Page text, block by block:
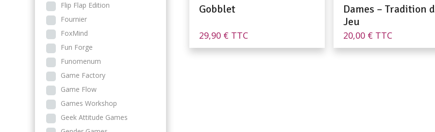
Gobblet
29,90 € TTC
Dames – Tradition
Jeu
20,00 € TTC
Flip Flap Edition
Fournier
FoxMind
Fun Forge
Funomenum
Game Factory
Game Flow
Games Workshop
Geek Attitude Games